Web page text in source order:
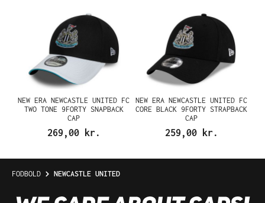
NEW ERA NEWCASTLE UNITED FC
TWO TONE 9FORTY SNAPBACK
CAP
269,00 kr.
NEW ERA NEWCASTLE UNITED FC
CORE BLACK 9FORTY STRAPBACK
CAP
259,00 kr.
FODBOLD NEWCASTLE UNITED